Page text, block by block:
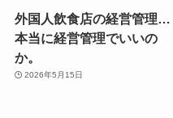
外国人飲食店の経営管理…
本当に経営管理でいいの
か。
2026年5月15日